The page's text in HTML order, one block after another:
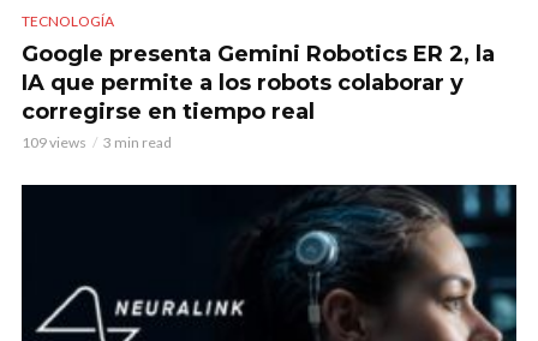
TECNOLOGÍA
Google presenta Gemini Robotics ER 2, la
IA que permite a los robots colaborar y
corregirse en tiempo real
109 views 3 min read